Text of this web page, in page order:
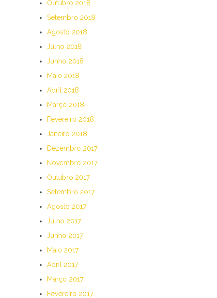
Outubro 2018
Setembro 2018
Agosto 2018
Julho 2018
Junho 2018
Maio 2018
Abril 2018
Março 2018
Fevereiro 2018
Janeiro 2018
Dezembro 2017
Novembro 2017
Outubro 2017
Setembro 2017
Agosto 2017
Julho 2017
Junho 2017
Maio 2017
Abril 2017
Março 2017
Fevereiro 2017